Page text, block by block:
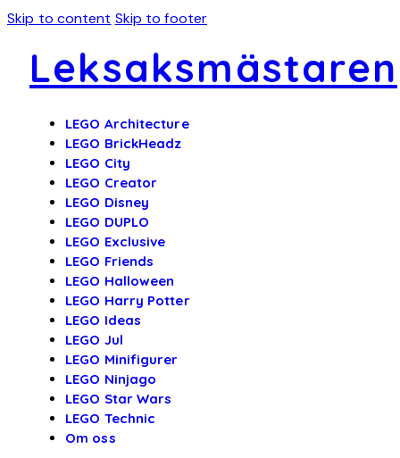
Skip to content Skip to footer
Leksaksmästaren
LEGO Architecture
LEGO BrickHeadz
LEGO City
LEGO Creator
LEGO Disney
LEGO DUPLO
LEGO Exclusive
LEGO Friends
LEGO Halloween
LEGO Harry Potter
LEGO Ideas
LEGO Jul
LEGO Minifigurer
LEGO Ninjago
LEGO Star Wars
LEGO Technic
Om oss